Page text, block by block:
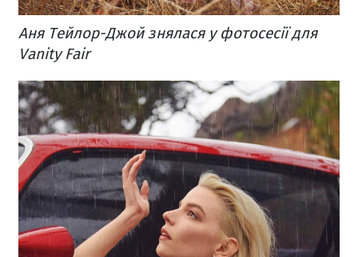
Аня Тейлор-Джой знялася у фотосесії для
Vanity Fair